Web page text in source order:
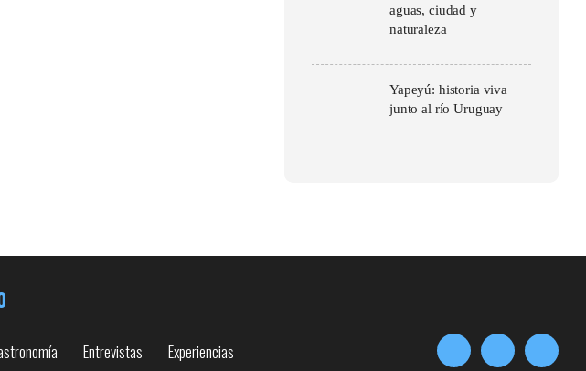
aguas, ciudad y
naturaleza
Yapeyú: historia viva
junto al río Uruguay
Entrevistas Experiencias